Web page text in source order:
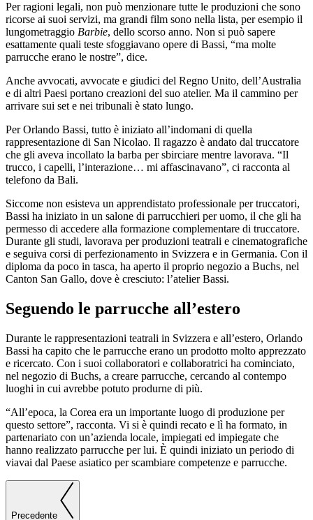
Per ragioni legali, non può menzionare tutte le produzioni che sono
ricorse ai suoi servizi, ma grandi film sono nella lista, per esempio il
lungometraggio Barbie, dello scorso anno. Non si può sapere
esattamente quali teste sfoggiavano opere di Bassi, “ma molte
parrucche erano le nostre”, dice.
Anche avvocati, avvocate e giudici del Regno Unito, dell’Australia
e di altri Paesi portano creazioni del suo atelier. Ma il cammino per
arrivare sui set e nei tribunali è stato lungo.
Per Orlando Bassi, tutto è iniziato all’indomani di quella
rappresentazione di San Nicolao. Il ragazzo è andato dal truccatore
che gli aveva incollato la barba per sbirciare mentre lavorava. “Il
trucco, i capelli, l’interazione… mi affascinavano”, ci racconta al
telefono da Bali.
Siccome non esisteva un apprendistato professionale per truccatori,
Bassi ha iniziato in un salone di parrucchieri per uomo, il che gli ha
permesso di accedere alla formazione complementare di truccatore.
Durante gli studi, lavorava per produzioni teatrali e cinematografiche
e seguiva corsi di perfezionamento in Svizzera e in Germania. Con il
diploma da poco in tasca, ha aperto il proprio negozio a Buchs, nel
Canton San Gallo, dove è cresciuto: l’atelier Bassi.
Seguendo le parrucche all’estero
Durante le rappresentazioni teatrali in Svizzera e all’estero, Orlando
Bassi ha capito che le parrucche erano un prodotto molto apprezzato
e ricercato. Con i suoi collaboratori e collaboratrici ha cominciato,
nel negozio di Buchs, a creare parrucche, cercando al contempo
luoghi in cui avrebbe potuto produrne di più.
“All’epoca, la Corea era un importante luogo di produzione per
questo settore”, racconta. Vi si è quindi recato e lì ha formato, in
partenariato con un’azienda locale, impiegati ed impiegate che
hanno realizzato parrucche per lui. È quindi iniziato un periodo di
viavai dal Paese asiatico per scambiare competenze e parrucche.
Precedente